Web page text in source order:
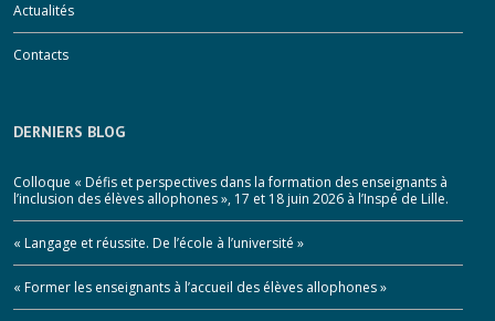
Actualités
Contacts
DERNIERS BLOG
Colloque « Défis et perspectives dans la formation des enseignants à
l’inclusion des élèves allophones », 17 et 18 juin 2026 à l’Inspé de Lille.
« Langage et réussite. De l’école à l’université »
« Former les enseignants à l’accueil des élèves allophones »